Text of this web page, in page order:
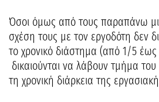
Όσοι όμως από τους παραπάνω
σχέση τους με τον εργοδότη δεν
το χρονικό διάστημα (από 1/5 έως
δικαιούνται να λάβουν τμήμα
τη χρονική διάρκεια της